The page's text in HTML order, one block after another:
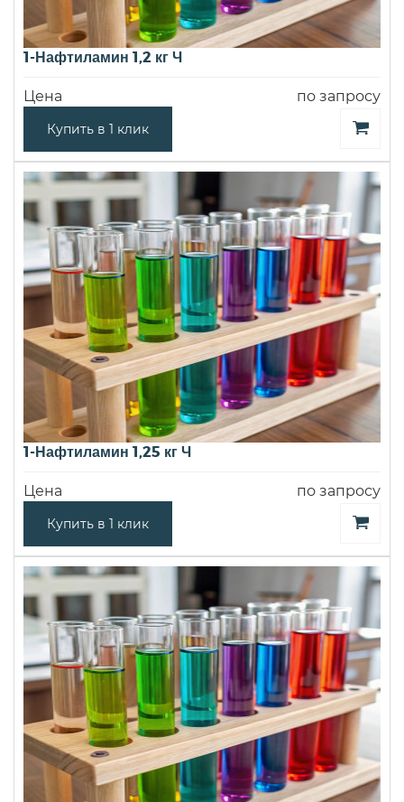
1-Нафтиламин 1,2 кг Ч
Цена по запросу
Купить в 1 клик
1-Нафтиламин 1,25 кг Ч
Цена по запросу
Купить в 1 клик